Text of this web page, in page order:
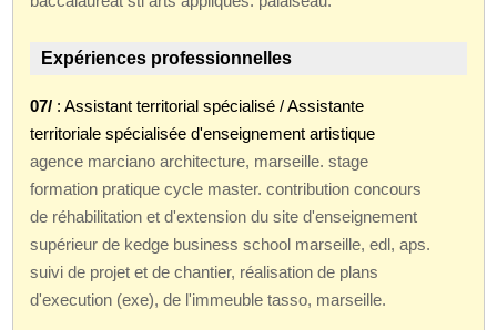
Expériences professionnelles
07/ : Assistant territorial spécialisé / Assistante
territoriale spécialisée d'enseignement artistique
agence marciano architecture, marseille. stage
formation pratique cycle master. contribution concours
de réhabilitation et d'extension du site d'enseignement
supérieur de kedge business school marseille, edl, aps.
suivi de projet et de chantier, réalisation de plans
d'execution (exe), de l'immeuble tasso, marseille.